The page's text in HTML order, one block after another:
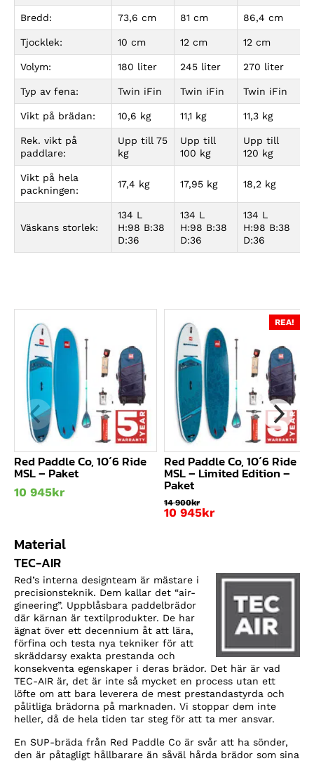
Bredd: 73,6 cm 81 cm 86,4 cm
Tjocklek: 10 cm 12 cm 12 cm
Volym: 180 liter 245 liter 270 liter
Typ av fena: Twin iFin Twin iFin Twin iFin
Vikt på brädan: 10,6 kg 11,1 kg 11,3 kg
Rek. vikt på
paddlare:
Upp till 75
kg
Upp till
100 kg
Upp till
120 kg
Vikt på hela
packningen:
17,4 kg 17,95 kg 18,2 kg
Väskans storlek:
134 L
H:98 B:38
D:36
134 L
H:98 B:38
D:36
134 L
H:98 B:38
D:36
Red Paddle Co, 10´6 Ride
MSL – Paket
10 945kr
REA!
Red Paddle Co, 10´6 Ride
MSL – Limited Edition –
Paket
14 900kr
Det
10 945kr
945kr.
Material
TEC-AIR
Red’s interna designteam är mästare i
precisionsteknik. Dem kallar det “air-
gineering”. Uppblåsbara paddelbrädor
där kärnan är textilprodukter. De har
ägnat över ett decennium åt att lära,
förfina och testa nya tekniker för att
skräddarsy exakta prestanda och
konsekventa egenskaper i deras brädor. Det här är vad
TEC-AIR är, det är inte så mycket en process utan ett
löfte om att bara leverera de mest prestandastyrda och
pålitliga brädorna på marknaden. Vi stoppar dem inte
heller, då de hela tiden tar steg för att ta mer ansvar.
En SUP-bräda från Red Paddle Co är svår att ha sönder,
den är påtagligt hållbarare än såväl hårda brädor som sina